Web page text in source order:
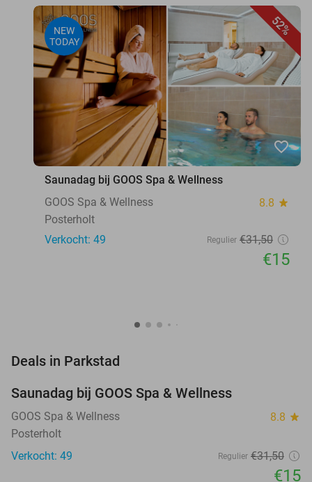
52%
NEW
TODAY
favorite_border
Saunadag bij GOOS Spa & Wellness
GOOS Spa & Wellness
8.8 star
Posterholt
Verkocht: 49
Regulier €31,50
€15
Deals in Parkstad
TODAY
Saunadag bij GOOS Spa & Wellness
GOOS Spa & Wellness 8.8 star
Posterholt
Verkocht: 49
Regulier €31,50
€15